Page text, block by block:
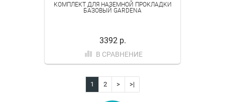
КОМПЛЕКТ ДЛЯ НАЗЕМНОЙ ПРОКЛАДКИ
БАЗОВЫЙ GARDENA
3392 р.
В СРАВНЕНИЕ
1 2 > >|